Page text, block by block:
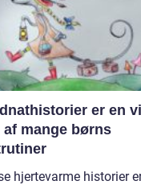
er en
af mange børns
hjertevarme historier